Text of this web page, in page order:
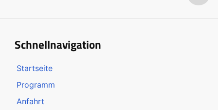
Schnellnavigation
Startseite
Programm
Anfahrt